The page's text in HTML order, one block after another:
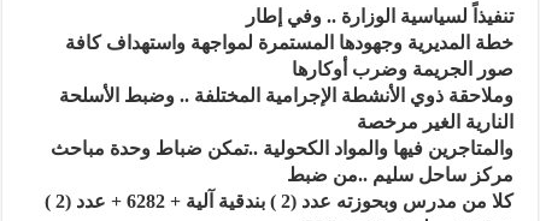
تنفيذاً لسياسية الوزارة .. وفي إطار
خطة المديرية وجهودها المستمرة لمواجهة واستهداف كافة
صور الجريمة وضرب أوكارها
وملاحقة ذوي الأنشطة الإجرامية المختلفة .. وضبط الأسلحة
النارية الغير مرخصة
والمتاجرين فيها والمواد الكحولية ..تمكن ضباط وحدة مباحث
مركز ساحل سليم ..من ضبط
كلا من مدرس وبحوزته عدد (2 ) بندقية آلية + 6282 + عدد (2 )